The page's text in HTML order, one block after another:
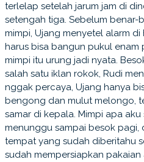
terlelap setelah jarum jam di
setengah tiga. Sebelum benar-
mimpi, Ujang menyetel alarm
harus bisa bangun pukul
mimpi itu urung jadi nyata.
salah satu iklan rokok, Rudi
nggak percaya, Ujang hanya
bengong dan mulut melongo,
samar di kepala. Mimpi apa aku
menunggu sampai besok pagi,
tempat yang sudah diberitahu
sudah mempersiapkan